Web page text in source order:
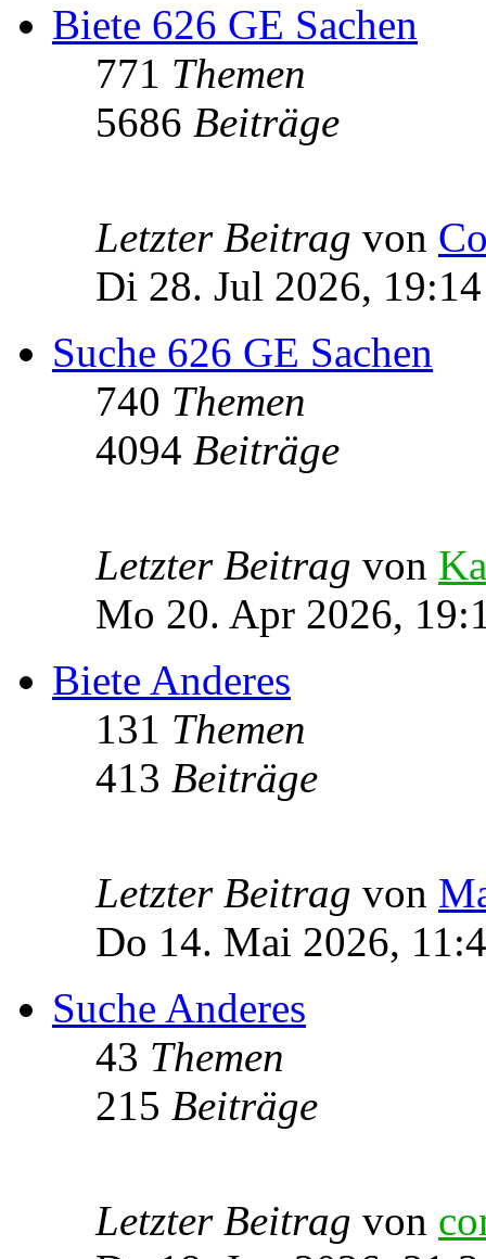
Biete 626 GE Sachen
771 Themen
5686 Beiträge
Letzter Beitrag von
Di 28. Jul 2026, 19:14
Suche 626 GE Sachen
740 Themen
4094 Beiträge
Letzter Beitrag von
Mo 20. Apr 2026,
Biete Anderes
131 Themen
413 Beiträge
Letzter Beitrag von
Do 14. Mai 2026,
Suche Anderes
43 Themen
215 Beiträge
Letzter Beitrag von